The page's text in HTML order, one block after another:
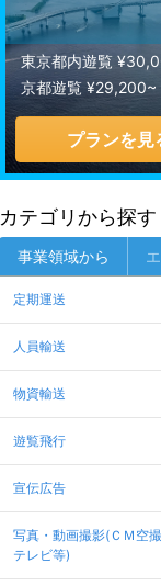
東京都内遊覧
京都遊覧 ¥29,200~
プランを見
カテゴリから探す
事業領域から
定期運送
人員輸送
物資輸送
遊覧飛行
宣伝広告
写真・動画撮影(ＣＭ空
テレビ等)